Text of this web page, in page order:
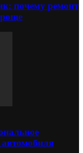
почему ремонт